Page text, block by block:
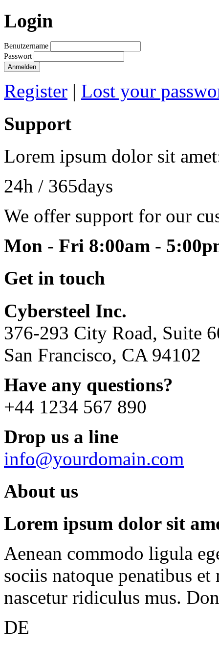
Login
Benutzername
Passwort
Anmelden
Register | Lost your
Support
Lorem ipsum dolor sit
24h / 365days
We offer support for our
Mon - Fri 8:00am -
Get in touch
Cybersteel Inc.
376-293 City Road, Suite
San Francisco, CA 94102
Have any questions?
+44 1234 567 890
Drop us a line
info@yourdomain.com
About us
Lorem ipsum dolor sit
Aenean commodo ligula
sociis natoque penatibus
nascetur ridiculus mus.
DE